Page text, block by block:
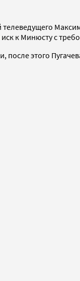
телеведущего
иск к Минюсту с
после этого